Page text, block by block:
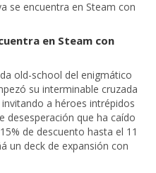
en Steam con
old-school del enigmático
su interminable cruzada
a héroes intrépidos
desesperación que ha caído
de descuento hasta el 11
un deck de expansión con